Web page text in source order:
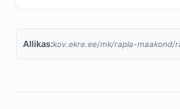
Allikas: